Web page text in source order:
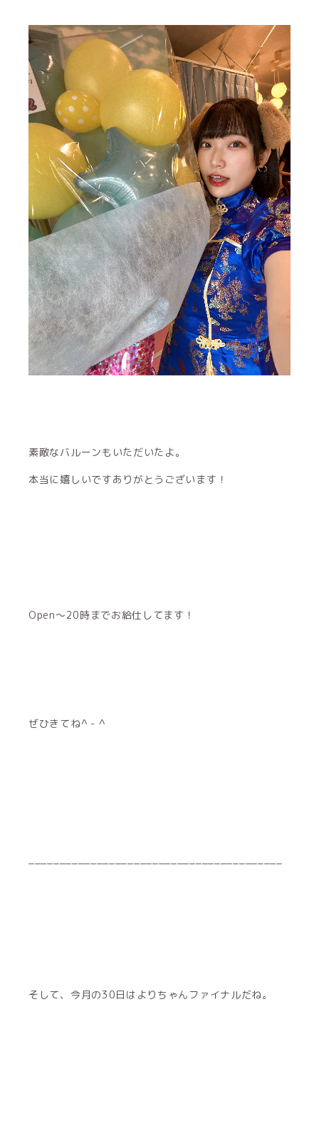
素敵なバルーンもいただいたよ。
本当に嬉しいですありがとうございます！
Open〜20時までお給仕してます！
ぜひきてね^ - ^
そして、今月の30日はよりちゃんファイナルだね。